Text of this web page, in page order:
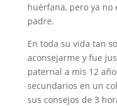
huérfana, pero ya no
padre.
En toda su vida tan
aconsejarme y fue
paternal a mis 12
secundarios en un
sus consejos de 3